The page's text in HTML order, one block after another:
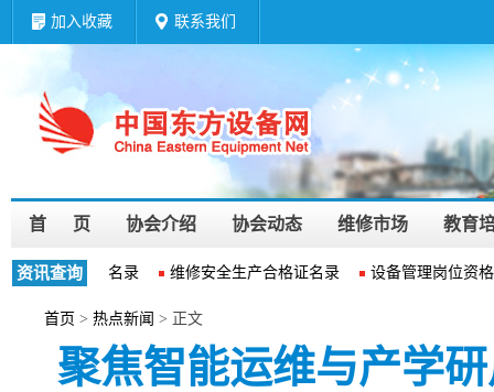
加入收藏 联系我们
首 页 协会介绍 协会动态 维修市场 教育
资讯查询
业资质等级名录 维修安全生产合格证名录 设备管理岗位资格
首页 > 热点新闻 > 正文
聚焦智能运维与产学